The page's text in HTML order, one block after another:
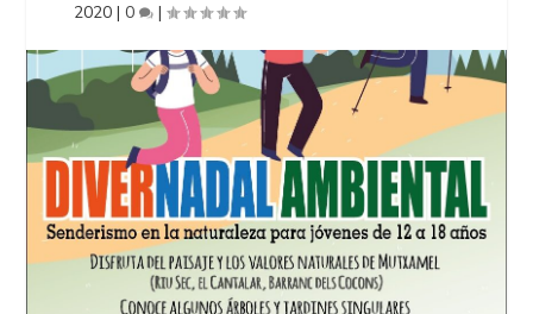
2020 |0 |